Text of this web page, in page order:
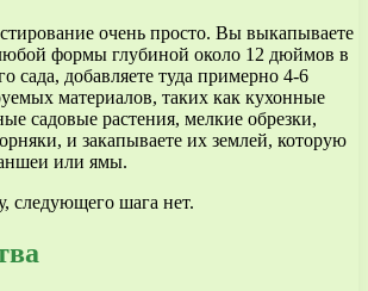
очень просто. Вы выкапываете
формы глубиной около 12 дюймов в
сада, добавляете туда примерно 4-6
материалов, таких как кухонные
садовые растения, мелкие обрезки,
и закапываете их землей, которую
или ямы.
следующего шага нет.